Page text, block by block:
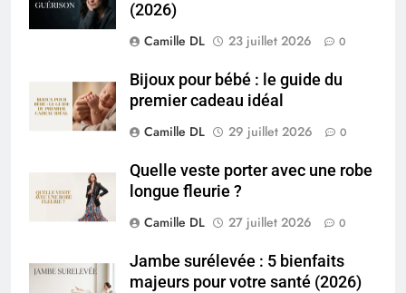
(2026)
Camille DL
23 juillet 2026 0
Bijoux pour bébé : le guide du
premier cadeau idéal
Camille DL
29 juillet 2026 0
Quelle veste porter avec une robe
longue fleurie ?
Camille DL
27 juillet 2026 0
Jambe surélevée : 5 bienfaits
majeurs pour votre santé (2026)